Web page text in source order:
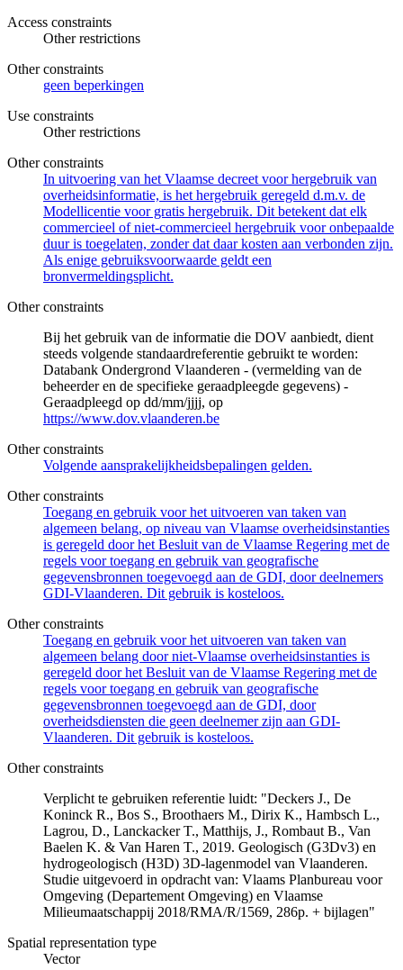
Access constraints
Other restrictions
Other constraints
geen beperkingen
Use constraints
Other restrictions
Other constraints
In uitvoering van het Vlaamse decreet voor hergebruik van
overheidsinformatie, is het hergebruik geregeld d.m.v. de
Modellicentie voor gratis hergebruik. Dit betekent dat elk
commercieel of niet-commercieel hergebruik voor onbepaalde
duur is toegelaten, zonder dat daar kosten aan verbonden zijn.
Als enige gebruiksvoorwaarde geldt een
bronvermeldingsplicht.
Other constraints
Bij het gebruik van de informatie die DOV aanbiedt, dient
steeds volgende standaardreferentie gebruikt te worden:
Databank Ondergrond Vlaanderen - (vermelding van de
beheerder en de specifieke geraadpleegde gegevens) -
Geraadpleegd op dd/mm/jjjj, op
https://www.dov.vlaanderen.be
Other constraints
Volgende aansprakelijkheidsbepalingen gelden.
Other constraints
Toegang en gebruik voor het uitvoeren van taken van
algemeen belang, op niveau van Vlaamse overheidsinstanties
is geregeld door het Besluit van de Vlaamse Regering met de
regels voor toegang en gebruik van geografische
gegevensbronnen toegevoegd aan de GDI, door deelnemers
GDI-Vlaanderen. Dit gebruik is kosteloos.
Other constraints
Toegang en gebruik voor het uitvoeren van taken van
algemeen belang door niet-Vlaamse overheidsinstanties is
geregeld door het Besluit van de Vlaamse Regering met de
regels voor toegang en gebruik van geografische
gegevensbronnen toegevoegd aan de GDI, door
overheidsdiensten die geen deelnemer zijn aan GDI-
Vlaanderen. Dit gebruik is kosteloos.
Other constraints
Verplicht te gebruiken referentie luidt: "Deckers J., De
Koninck R., Bos S., Broothaers M., Dirix K., Hambsch L.,
Lagrou, D., Lanckacker T., Matthijs, J., Rombaut B., Van
Baelen K. & Van Haren T., 2019. Geologisch (G3Dv3) en
hydrogeologisch (H3D) 3D-lagenmodel van Vlaanderen.
Studie uitgevoerd in opdracht van: Vlaams Planbureau voor
Omgeving (Departement Omgeving) en Vlaamse
Milieumaatschappij 2018/RMA/R/1569, 286p. + bijlagen"
Spatial representation type
Vector